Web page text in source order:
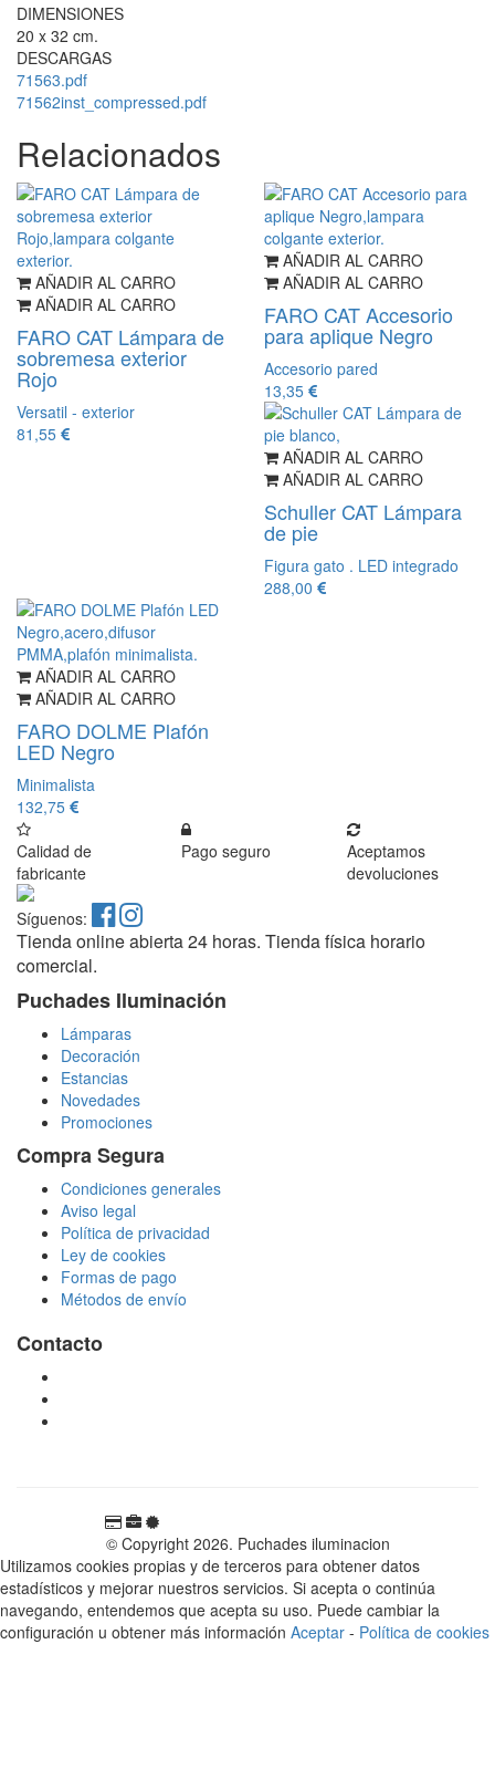
DIMENSIONES
20 x 32 cm.
DESCARGAS
71563.pdf
71562inst_compressed.pdf
Relacionados
AÑADIR AL CARRO
AÑADIR AL CARRO
FARO CAT Lámpara de
sobremesa exterior
Rojo
Versatil - exterior
81,55
AÑADIR AL CARRO
AÑADIR AL CARRO
FARO CAT Accesorio
para aplique Negro
Accesorio pared
13,35
AÑADIR AL CARRO
AÑADIR AL CARRO
Schuller CAT Lámpara
de pie
Figura gato . LED integrado
288,00
AÑADIR AL CARRO
AÑADIR AL CARRO
FARO DOLME Plafón
LED Negro
Minimalista
132,75
Calidad de
fabricante
Pago seguro
Aceptamos
devoluciones
Síguenos:
Tienda online abierta 24 horas. Tienda física horario
comercial.
Puchades Iluminación
Lámparas
Decoración
Estancias
Novedades
Promociones
Compra Segura
Condiciones generales
Aviso legal
Política de privacidad
Ley de cookies
Formas de pago
Métodos de envío
Contacto
© Copyright 2026. Puchades iluminacion
Utilizamos cookies propias y de terceros para obtener datos
estadísticos y mejorar nuestros servicios. Si acepta o continúa
navegando, entendemos que acepta su uso. Puede cambiar la
configuración u obtener más información Aceptar - Política de cookies